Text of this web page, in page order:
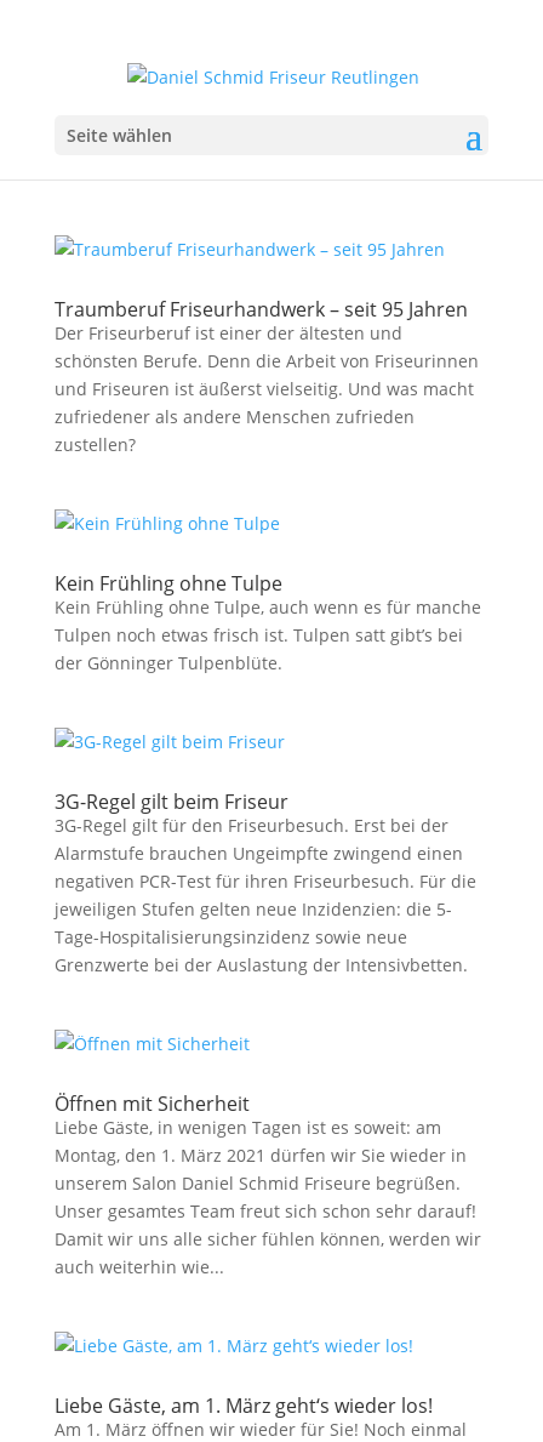
Seite wählen
Traumberuf Friseurhandwerk – seit 95 Jahren
Der Friseurberuf ist einer der ältesten und
schönsten Berufe. Denn die Arbeit von Friseurinnen
und Friseuren ist äußerst vielseitig. Und was macht
zufriedener als andere Menschen zufrieden
zustellen?
Kein Frühling ohne Tulpe
Kein Frühling ohne Tulpe, auch wenn es für manche
Tulpen noch etwas frisch ist. Tulpen satt gibt’s bei
der Gönninger Tulpenblüte.
3G-Regel gilt beim Friseur
3G-Regel gilt für den Friseurbesuch. Erst bei der
Alarmstufe brauchen Ungeimpfte zwingend einen
negativen PCR-Test für ihren Friseurbesuch. Für die
jeweiligen Stufen gelten neue Inzidenzien: die 5-
Tage-Hospitalisierungsinzidenz sowie neue
Grenzwerte bei der Auslastung der Intensivbetten.
Öffnen mit Sicherheit
Liebe Gäste, in wenigen Tagen ist es soweit: am
Montag, den 1. März 2021 dürfen wir Sie wieder in
unserem Salon Daniel Schmid Friseure begrüßen.
Unser gesamtes Team freut sich schon sehr darauf!
Damit wir uns alle sicher fühlen können, werden wir
auch weiterhin wie...
Liebe Gäste, am 1. März geht‘s wieder los!
Am 1. März öffnen wir wieder für Sie! Noch einmal